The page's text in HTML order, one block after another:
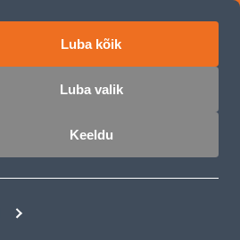
Luba kõik
Luba valik
Keeldu